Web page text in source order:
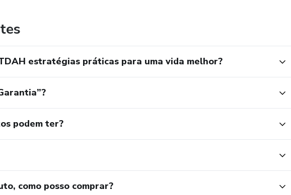
estratégias práticas para uma vida melhor?
podem ter?
como posso comprar?